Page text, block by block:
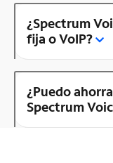
¿Spectrum
fija o VoIP?
¿Puedo
Spectrum